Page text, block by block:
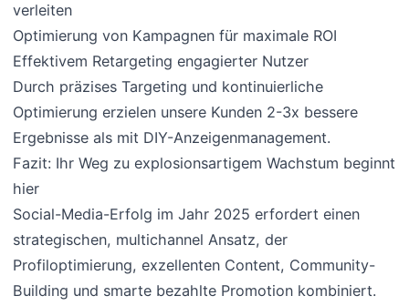
verleiten
Optimierung von Kampagnen für maximale ROI
Effektivem Retargeting engagierter Nutzer
Durch präzises Targeting und kontinuierliche
Optimierung erzielen unsere Kunden 2-3x bessere
Ergebnisse als mit DIY-Anzeigenmanagement.
Fazit: Ihr Weg zu explosionsartigem Wachstum beginnt
hier
Social-Media-Erfolg im Jahr 2025 erfordert einen
strategischen, multichannel Ansatz, der
Profiloptimierung, exzellenten Content, Community-
Building und smarte bezahlte Promotion kombiniert.